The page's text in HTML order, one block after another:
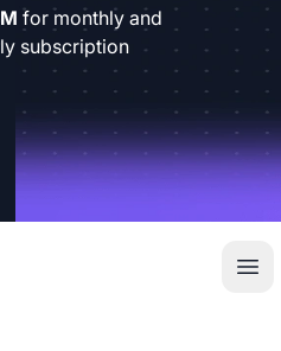
for monthly and
subscription